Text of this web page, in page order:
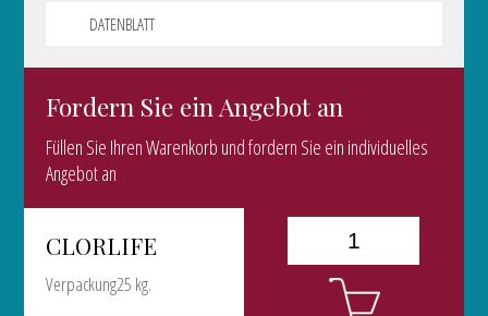
DATENBLATT
Fordern Sie ein Angebot an
Füllen Sie Ihren Warenkorb und fordern Sie ein individuelles
Angebot an
CLORLIFE
Verpackung25 kg.